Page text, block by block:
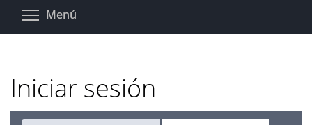
Pasar
Menú
Iniciar sesión